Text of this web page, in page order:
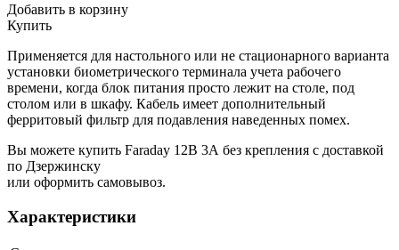
Добавить в корзину
Купить
Применяется для настольного или не стационарного варианта
установки биометрического терминала учета рабочего
времени, когда блок питания просто лежит на столе, под
столом или в шкафу. Кабель имеет дополнительный
ферритовый фильтр для подавления наведенных помех.
Вы можете купить Faraday 12В 3А без крепления с доставкой
по Дзержинску
или оформить самовывоз.
Характеристики